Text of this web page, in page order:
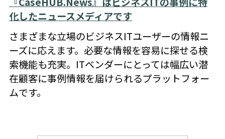
化したニュースメディアです
さまざまな立場のビジネスITユーザーの情報ニ
ーズに応えます。必要な情報を容易に探せる検
索機能も充実。ITベンダーにとっては幅広い潜
在顧客に事例情報を届けられるプラットフォー
ムです。